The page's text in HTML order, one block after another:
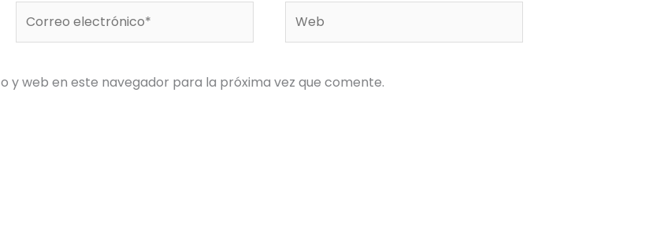
electrónico*
y web en este navegador para la próxima vez que comente.